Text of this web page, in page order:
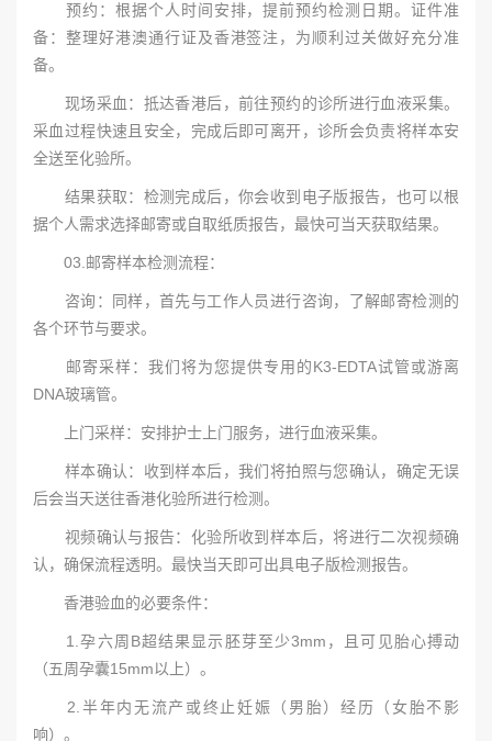
预约：根据个人时间安排，提前预约检测日期。证件准
备：整理好港澳通行证及香港签注，为顺利过关做好充分准
备。
现场采血：抵达香港后，前往预约的诊所进行血液采集。
采血过程快速且安全，完成后即可离开，诊所会负责将样本安
全送至化验所。
结果获取：检测完成后，你会收到电子版报告，也可以根
据个人需求选择邮寄或自取纸质报告，最快可当天获取结果。
03.邮寄样本检测流程：
咨询：同样，首先与工作人员进行咨询，了解邮寄检测的
各个环节与要求。
邮寄采样：我们将为您提供专用的K3-EDTA试管或游离
DNA玻璃管。
上门采样：安排护士上门服务，进行血液采集。
样本确认：收到样本后，我们将拍照与您确认，确定无误
后会当天送往香港化验所进行检测。
视频确认与报告：化验所收到样本后，将进行二次视频确
认，确保流程透明。最快当天即可出具电子版检测报告。
香港验血的必要条件：
1.孕六周B超结果显示胚芽至少3mm，且可见胎心搏动
（五周孕囊15mm以上）。
2.半年内无流产或终止妊娠（男胎）经历（女胎不影
响）。